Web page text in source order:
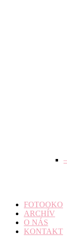
FOTOOKO
ARCHÍV
O NÁS
KONTAKT